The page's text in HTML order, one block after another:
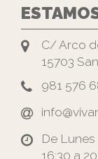
C/ Arco
15703
981 576
De
16:30 a